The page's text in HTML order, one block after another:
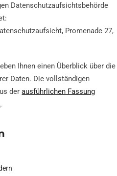
Datenschutzaufsichtsbehörde
Promenade 27,
Ihnen einen Überblick über die
Daten. Die vollständigen
derausführlichen Fassung
.